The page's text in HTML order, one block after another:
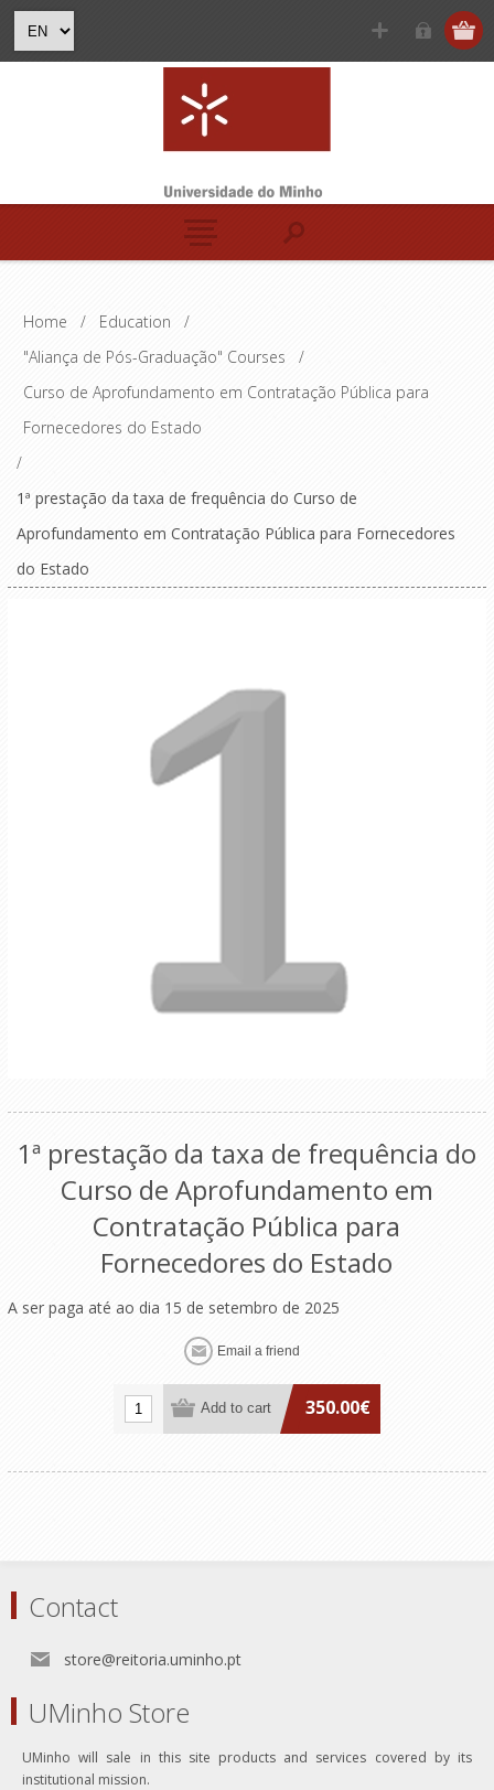
Home / Education
/
"Aliança de Pós-Graduação" Courses
/
Curso de Aprofundamento em Contratação Pública para
Fornecedores do Estado
/
1ª prestação da taxa de frequência do Curso de
Aprofundamento em Contratação Pública para Fornecedores
do Estado
1ª prestação da taxa de frequência do
Curso de Aprofundamento em
Contratação Pública para
Fornecedores do Estado
A ser paga até ao dia 15 de setembro de 2025
350.00€
Contact
store@reitoria.uminho.pt
UMinho Store
UMinho will sale in this site products and services covered by its
institutional mission.